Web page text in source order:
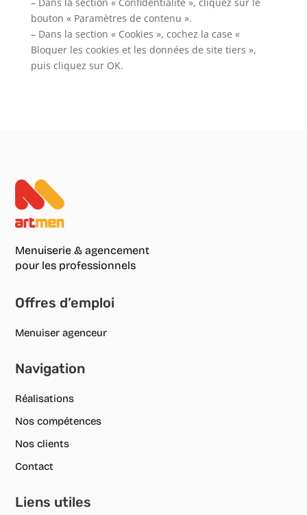
– Dans la section « Confidentialité », cliquez sur le
bouton « Paramètres de contenu ».
– Dans la section « Cookies », cochez la case «
Bloquer les cookies et les données de site tiers »,
puis cliquez sur OK.
Menuiserie & agencement
pour les professionnels
Offres d’emploi
Menuiser agenceur
Navigation
Réalisations
Nos compétences
Nos clients
Contact
Liens utiles